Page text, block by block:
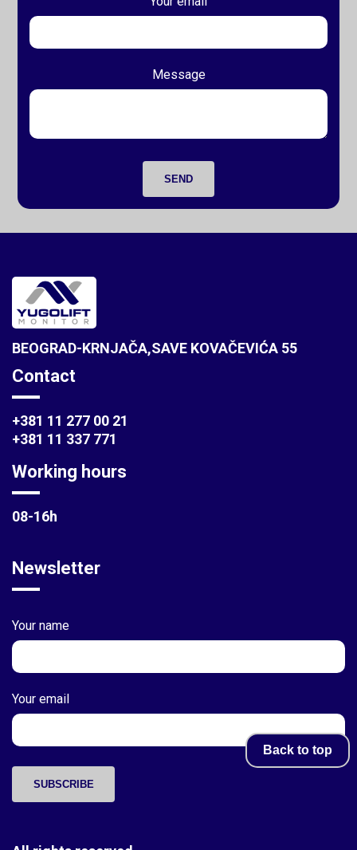
Message
SEND
Back to top
BEOGRAD-KRNJAČA,SAVE KOVAČEVIĆA 55
Contact
+381 11 277 00 21
+381 11 337 771
Working hours
08-16h
Newsletter
Your name
Your email
SUBSCRIBE